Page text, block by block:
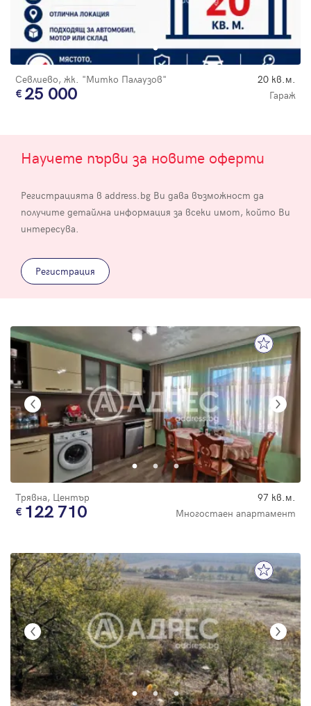
Севлиево, жк. "Митко Палаузов" 20 кв.м.
25 000 Гараж
Научете първи за новите оферти
Регистрацията в address.bg Ви дава възможност да
получите детайлна информация за всеки имот, който Ви
интересува.
Регистрация
Трявна, Център 97 кв.м.
122 710 Многостаен апартамент